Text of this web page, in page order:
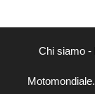
Chi siamo-